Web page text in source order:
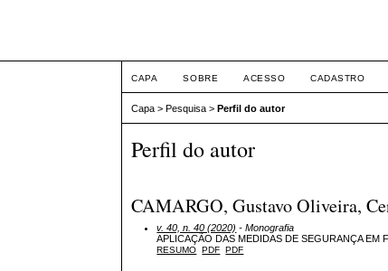
CAPA SOBRE ACESSO CADASTRO
Capa >Pesquisa >Perfil do autor
Perfil do autor
CAMARGO, Gustavo Oliveira,
v. 40, n. 40 (2020) - Monografia
APLICAÇÃO DAS MEDIDAS DE SEGURANÇA EM
RESUMO PDF PDF